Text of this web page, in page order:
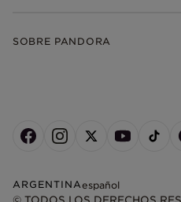
SOBRE PANDORA
ARGENTINAespañol